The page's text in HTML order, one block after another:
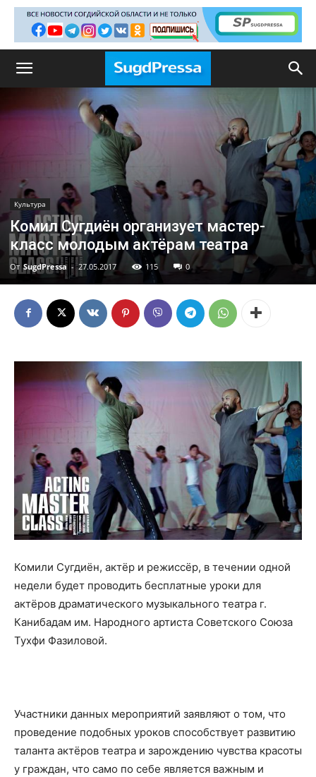
Культура
Комил Сугдиён организует мастер-
класс молодым актёрам театра
От SugdPressa - 27.05.2017 115 0
Комили Сугдиён, актёр и режиссёр, в течении одной
недели будет проводить бесплатные уроки для
актёров драматического музыкального театра г.
Канибадам им. Народного артиста Советского Союза
Тухфи Фазиловой.
Участники данных мероприятий заявляют о том, что
проведение подобных уроков способствует развитию
таланта актёров театра и зарождению чувства красоты
у граждан, что само по себе является важным и